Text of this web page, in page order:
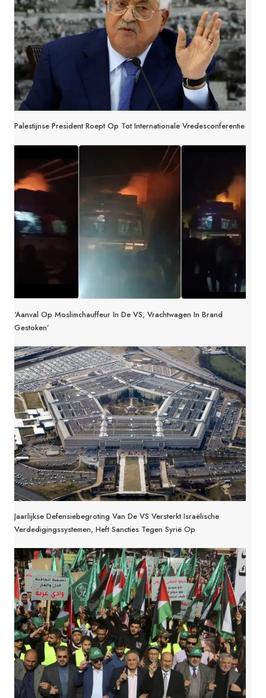
Palestijnse President Roept Op Tot Internationale Vredesconferentie
‘Aanval Op Moslimchauffeur In De VS, Vrachtwagen In Brand
Gestoken’
Jaarlijkse Defensiebegroting Van De VS Versterkt Israëlische
Verdedigingssystemen, Heft Sancties Tegen Syrië Op